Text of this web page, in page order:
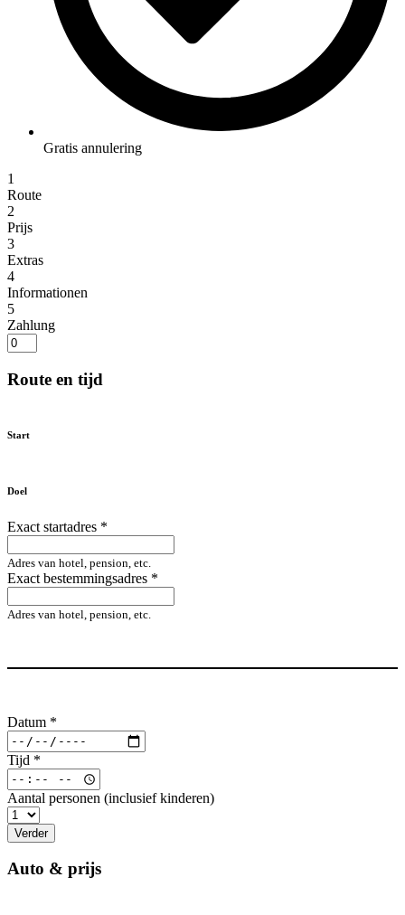
Gratis annulering
1
Route
2
Prijs
3
Extras
4
Informationen
5
Zahlung
Route en tijd
Start
Doel
Exact startadres *
Adres van hotel, pension, etc.
Exact bestemmingsadres *
Adres van hotel, pension, etc.
Datum *
Tijd *
Aantal personen (inclusief kinderen)
Verder
Auto & prijs